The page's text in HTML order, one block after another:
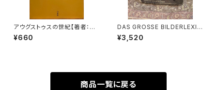
アウグストゥスの世紀【著者：ピ
エール・グリマル, 訳：北野徹】出
版社：白水社 2004年
¥660
DAS GROSSE BILDERLEXIK
ON DER MODE【著者：Ludmil
a Kybalová, Olga Herbeno
¥3,520
商品一覧に戻る